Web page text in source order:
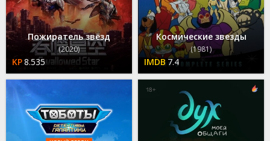
Пожиратель звёзд
(2020)
8.535
Космические звезды
(1981)
7.4